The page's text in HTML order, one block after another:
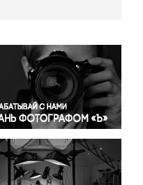
Окружающая среда
Политика
Правосудие
Происшествия и конфликты
Религия
Светская жизнь
Спорт
Экология